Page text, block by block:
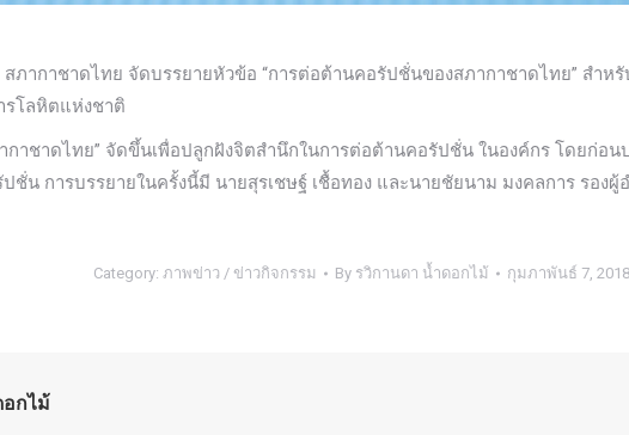
ภากาชาดไทย จัดบรรยายหัวข้อ “การต่อต้านคอรัปชั่นของสภากาชาดไทย” สำ
รโลหิตแห่งชาติ
าชาดไทย” จัดขึ้นเพื่อปลูกฝังจิตสำนึกในการต่อต้านคอรัปชั่น ในองค์กร โดยก่อ
ชั่น การบรรยายในครั้งนี้มี นายสุรเชษฐ์ เชื้อทอง และนายชัยนาม มงคลการ รอง
Category: ภาพข่าว / ข่าวกิจกรรม By รวิกานดา น้ำดอกไม้ กุมภาพันธ์ 7, 2018
กไม้